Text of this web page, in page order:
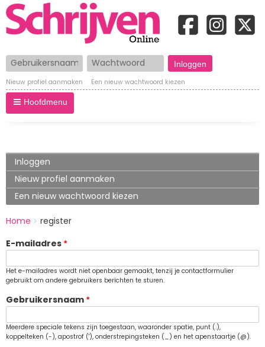
Gebruikersnaam Wachtwoord
Nieuw profiel aanmaken Een nieuw wachtwoord kiezen
Hoofdmenu
Primary
tabs
Inloggen
Nieuw profiel aanmaken
tabblad)
Een nieuw wachtwoord kiezen
BREADCRUMBS
You
here:
Home
register
E-mailadres
Het e-mailadres wordt niet openbaar gemaakt, tenzij je contactformulier
gebruikt om andere gebruikers berichten te sturen.
Gebruikersnaam
Meerdere speciale tekens zijn toegestaan, waaronder spatie, punt (.),
koppelteken (-), apostrof ('), onderstrepingsteken (_) en het apenstaartje (@).